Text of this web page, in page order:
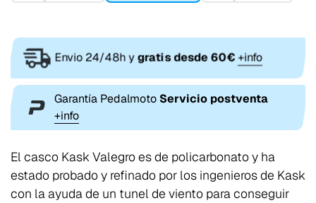
Envio 24/48h ygratis desde 60€+info
Garantía Pedalmoto Servicio postventa
+info
El casco Kask Valegro es de policarbonato y ha
estado probado y refinado por los ingenieros de Kask
con la ayuda de un tunel de viento para conseguir